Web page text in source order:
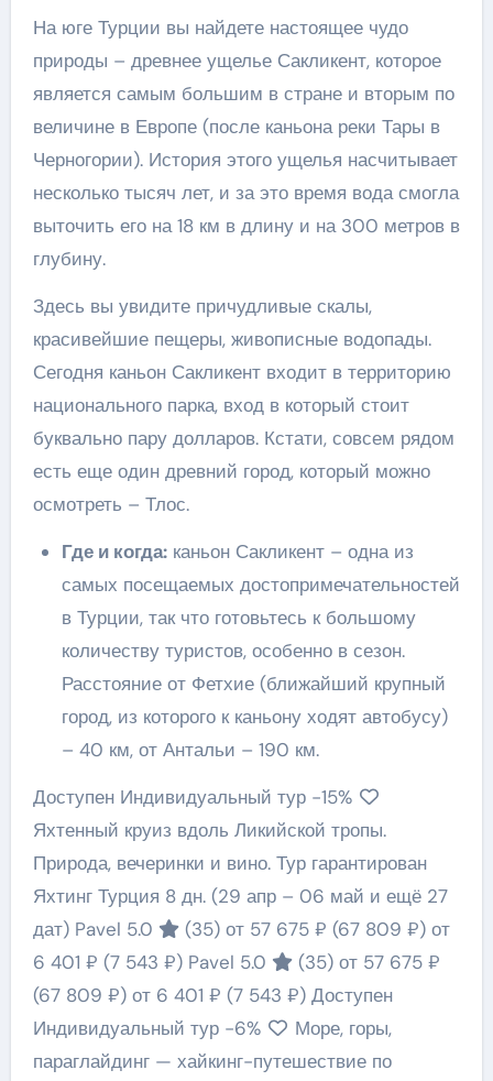
На юге Турции вы найдете настоящее чудо
природы – древнее ущелье Сакликент, которое
является самым большим в стране и вторым по
величине в Европе (после каньона реки Тары в
Черногории). История этого ущелья насчитывает
несколько тысяч лет, и за это время вода смогла
выточить его на 18 км в длину и на 300 метров в
глубину.
Здесь вы увидите причудливые скалы,
красивейшие пещеры, живописные водопады.
Сегодня каньон Сакликент входит в территорию
национального парка, вход в который стоит
буквально пару долларов. Кстати, совсем рядом
есть еще один древний город, который можно
осмотреть – Тлос.
Где и когда:каньон Сакликент – одна из
самых посещаемых достопримечательностей
в Турции, так что готовьтесь к большому
количеству туристов, особенно в сезон.
Расстояние от Фетхие (ближайший крупный
город, из которого к каньону ходят автобусу)
– 40 км, от Антальи – 190 км.
Доступен Индивидуальный тур -15%
Яхтенный круиз вдоль Ликийской тропы.
Природа, вечеринки и вино. Тур гарантирован
Яхтинг Турция 8 дн. (29 апр – 06 май и ещё 27
дат) Pavel 5.0 (35) от 57 675 ₽ (67 809 ₽) от
6 401 ₽ (7 543 ₽) Pavel 5.0 (35) от 57 675 ₽
(67 809 ₽) от 6 401 ₽ (7 543 ₽) Доступен
Индивидуальный тур -6%
Море, горы,
параглайдинг — хайкинг-путешествие по